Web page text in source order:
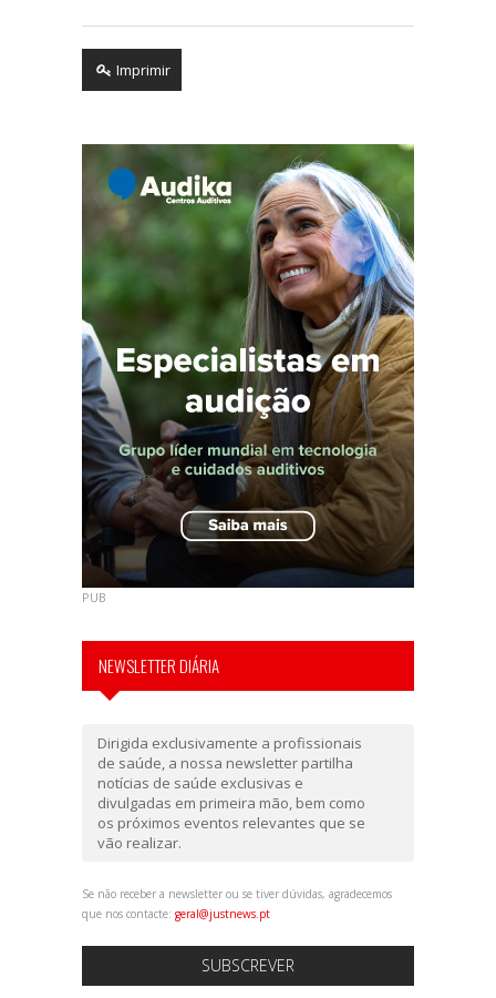
Imprimir
PUB
NEWSLETTER DIÁRIA
Dirigida exclusivamente a profissionais
de saúde, a nossa newsletter partilha
notícias de saúde exclusivas e
divulgadas em primeira mão, bem como
os próximos eventos relevantes que se
vão realizar.
Se não receber a newsletter ou se tiver dúvidas, agradecemos
que nos contacte: geral@justnews.pt
SUBSCREVER